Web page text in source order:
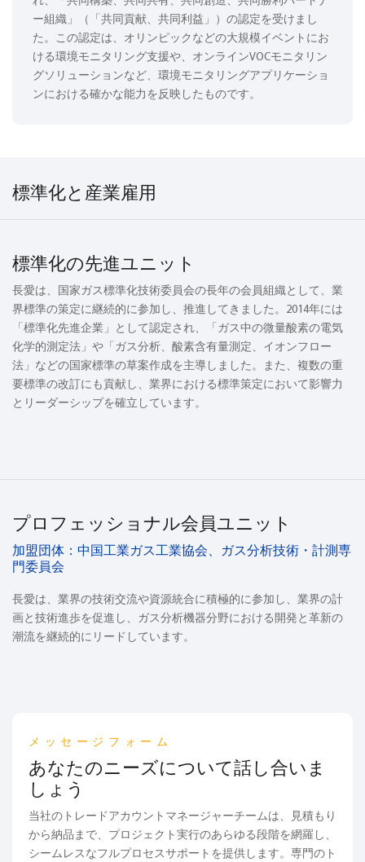
ー組織」（「共同貢献、共同利益」）の認定を受けまし
た。この認定は、オリンピックなどの大規模イベントにお
ける環境モニタリング支援や、オンラインVOCモニタリン
グソリューションなど、環境モニタリングアプリケーショ
ンにおける確かな能力を反映したものです。
標準化と産業雇用
標準化の先進ユニット
長愛は、国家ガス標準化技術委員会の長年の会員組織として、業
界標準の策定に継続的に参加し、推進してきました。2014年には
「標準化先進企業」として認定され、「ガス中の微量酸素の電気
化学的測定法」や「ガス分析、酸素含有量測定、イオンフロー
法」などの国家標準の草案作成を主導しました。また、複数の重
要標準の改訂にも貢献し、業界における標準策定において影響力
とリーダーシップを確立しています。
プロフェッショナル会員ユニット
加盟団体：中国工業ガス工業協会、ガス分析技術・計測専
門委員会
長愛は、業界の技術交流や資源統合に積極的に参加し、業界の計
画と技術進歩を促進し、ガス分析機器分野における開発と革新の
潮流を継続的にリードしています。
メッセージフォーム
あなたのニーズについて話し合いま
しょう
当社のトレードアカウントマネージャーチームは、見積もり
から納品まで、プロジェクト実行のあらゆる段階を網羅し、
シームレスなフルプロセスサポートを提供します。専門のト